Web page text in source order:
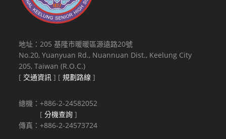
地址：205 基隆市暖暖區源遠路20號
No.20, Yuanyuan Rd., Nuannuan Dist., Keelung City
205, Taiwan (R.O.C.)
[ 交通資訊 ] [規劃路線 ]
總機：+886-2-24582052
[分機查詢 ]
傳真：+886-2-24573724